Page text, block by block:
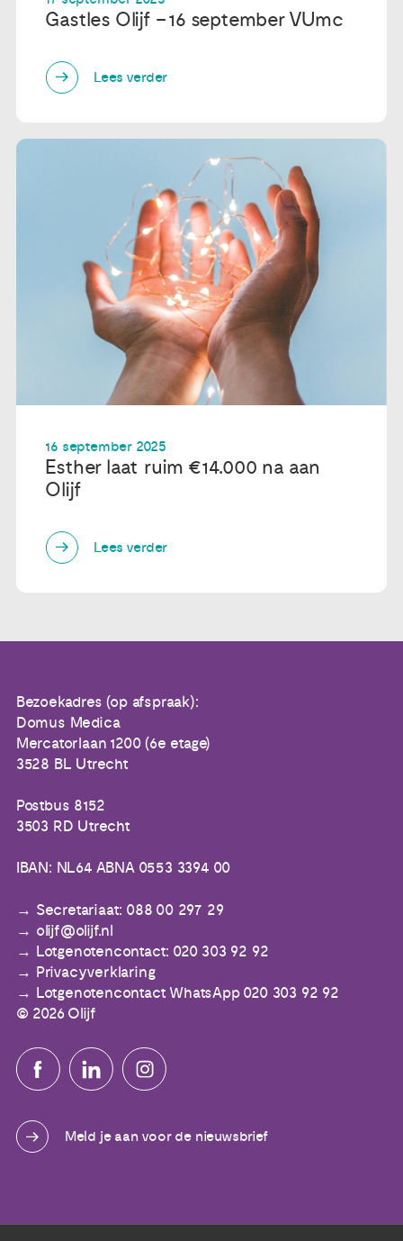
Gastles Olijf – 16 september VUmc
Lees verder
16 september 2025
Esther laat ruim €14.000 na aan
Olijf
Lees verder
Bezoekadres (op afspraak):
Domus Medica
Mercatorlaan 1200 (6e etage)
3528 BL Utrecht
Postbus 8152
3503 RD Utrecht
IBAN: NL64 ABNA 0553 3394 00
Secretariaat: 088 00 297 29
olijf@olijf.nl
Lotgenotencontact: 020 303 92 92
Privacyverklaring
Lotgenotencontact WhatsApp 020 303 92 92
© 2026 Olijf
Meld je aan voor de nieuwsbrief